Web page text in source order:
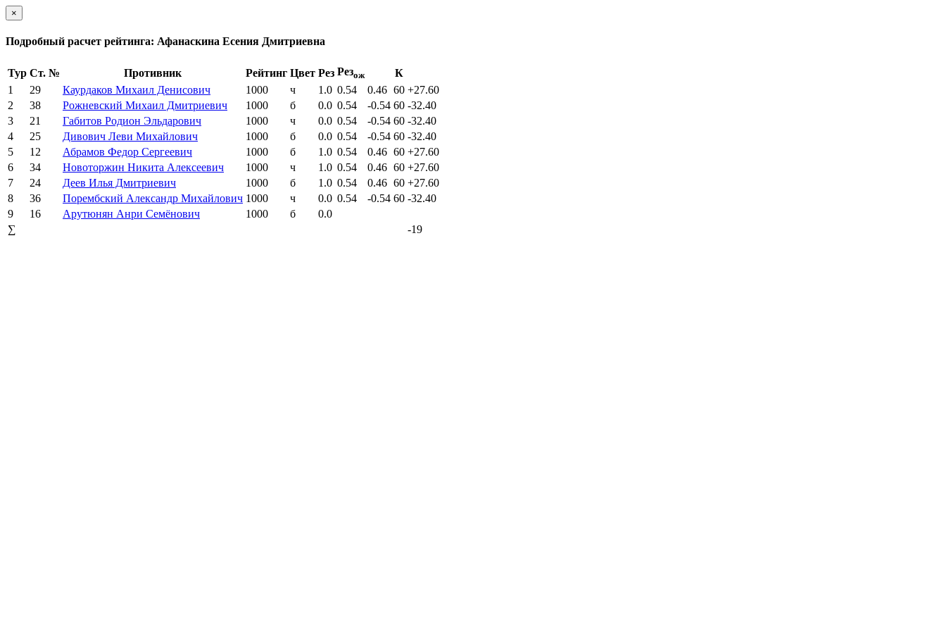
×
Подробный расчет рейтинга: Афанаскина Есения Дмитриевна
Тур Ст. № Противник Рейтинг Цвет Рез Резож
К
1
29 Каурдаков Михаил Денисович 1000 ч 1.0 0.54 0.46 60 +27.60
2
38 Рожневский Михаил Дмитриевич 1000 б 0.0 0.54 -0.54 60 -32.40
3
21 Габитов Родион Эльдарович 1000 ч 0.0 0.54 -0.54 60 -32.40
4
25 Дивович Леви Михайлович 1000 б 0.0 0.54 -0.54 60 -32.40
5
12 Абрамов Федор Сергеевич 1000 б 1.0 0.54 0.46 60 +27.60
6
34 Новоторжин Никита Алексеевич 1000 ч 1.0 0.54 0.46 60 +27.60
7
24 Деев Илья Дмитриевич 1000 б 1.0 0.54 0.46 60 +27.60
8
36 Порембский Александр Михайлович 1000 ч 0.0 0.54 -0.54 60 -32.40
9
16 Арутюнян Анри Семёнович 1000 б
0.0
∑
-19